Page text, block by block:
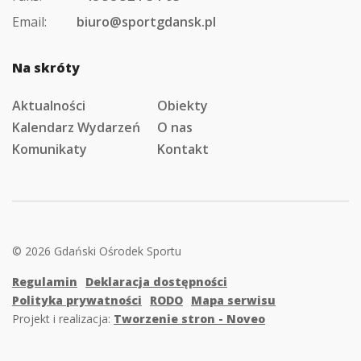
Email:
biuro@sportgdansk.pl
Na skróty
Aktualności
Obiekty
Kalendarz Wydarzeń
O nas
Komunikaty
Kontakt
© 2026 Gdański Ośrodek Sportu
Regulamin
Deklaracja dostępności
Polityka prywatności
RODO Mapa serwisu
Projekt i realizacja: Tworzenie stron - Noveo